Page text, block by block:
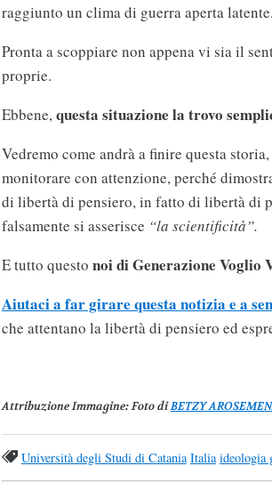
raggiunto un clima di guerra aperta latente.
Pronta a scoppiare non appena vi sia il
proprie.
Ebbene,questa situazione la trovo
Vedremo come andrà a finire questa
monitorare con attenzione, perché
di libertà di pensiero, in fatto di libertà di
falsamente si asserisce “la scientificità”.
E tutto questo noi di Generazione Voglio
Aiutaci a far girare questa notizia e a
che attentano la libertà di pensiero ed
Attribuzione Immagine: Foto diBETZY
Università degli Studi di Catania Italia ideologia